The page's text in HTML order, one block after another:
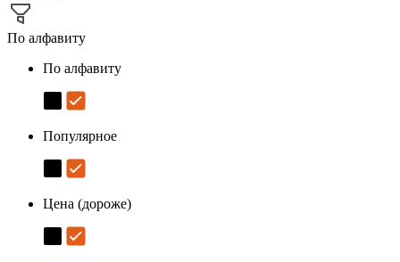
По алфавиту
По алфавиту
Популярное
Цена (дороже)